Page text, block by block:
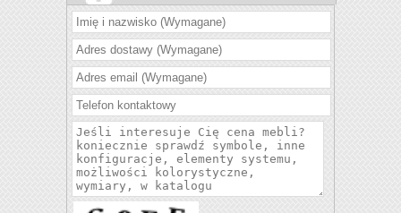
Coral krzesła K295?